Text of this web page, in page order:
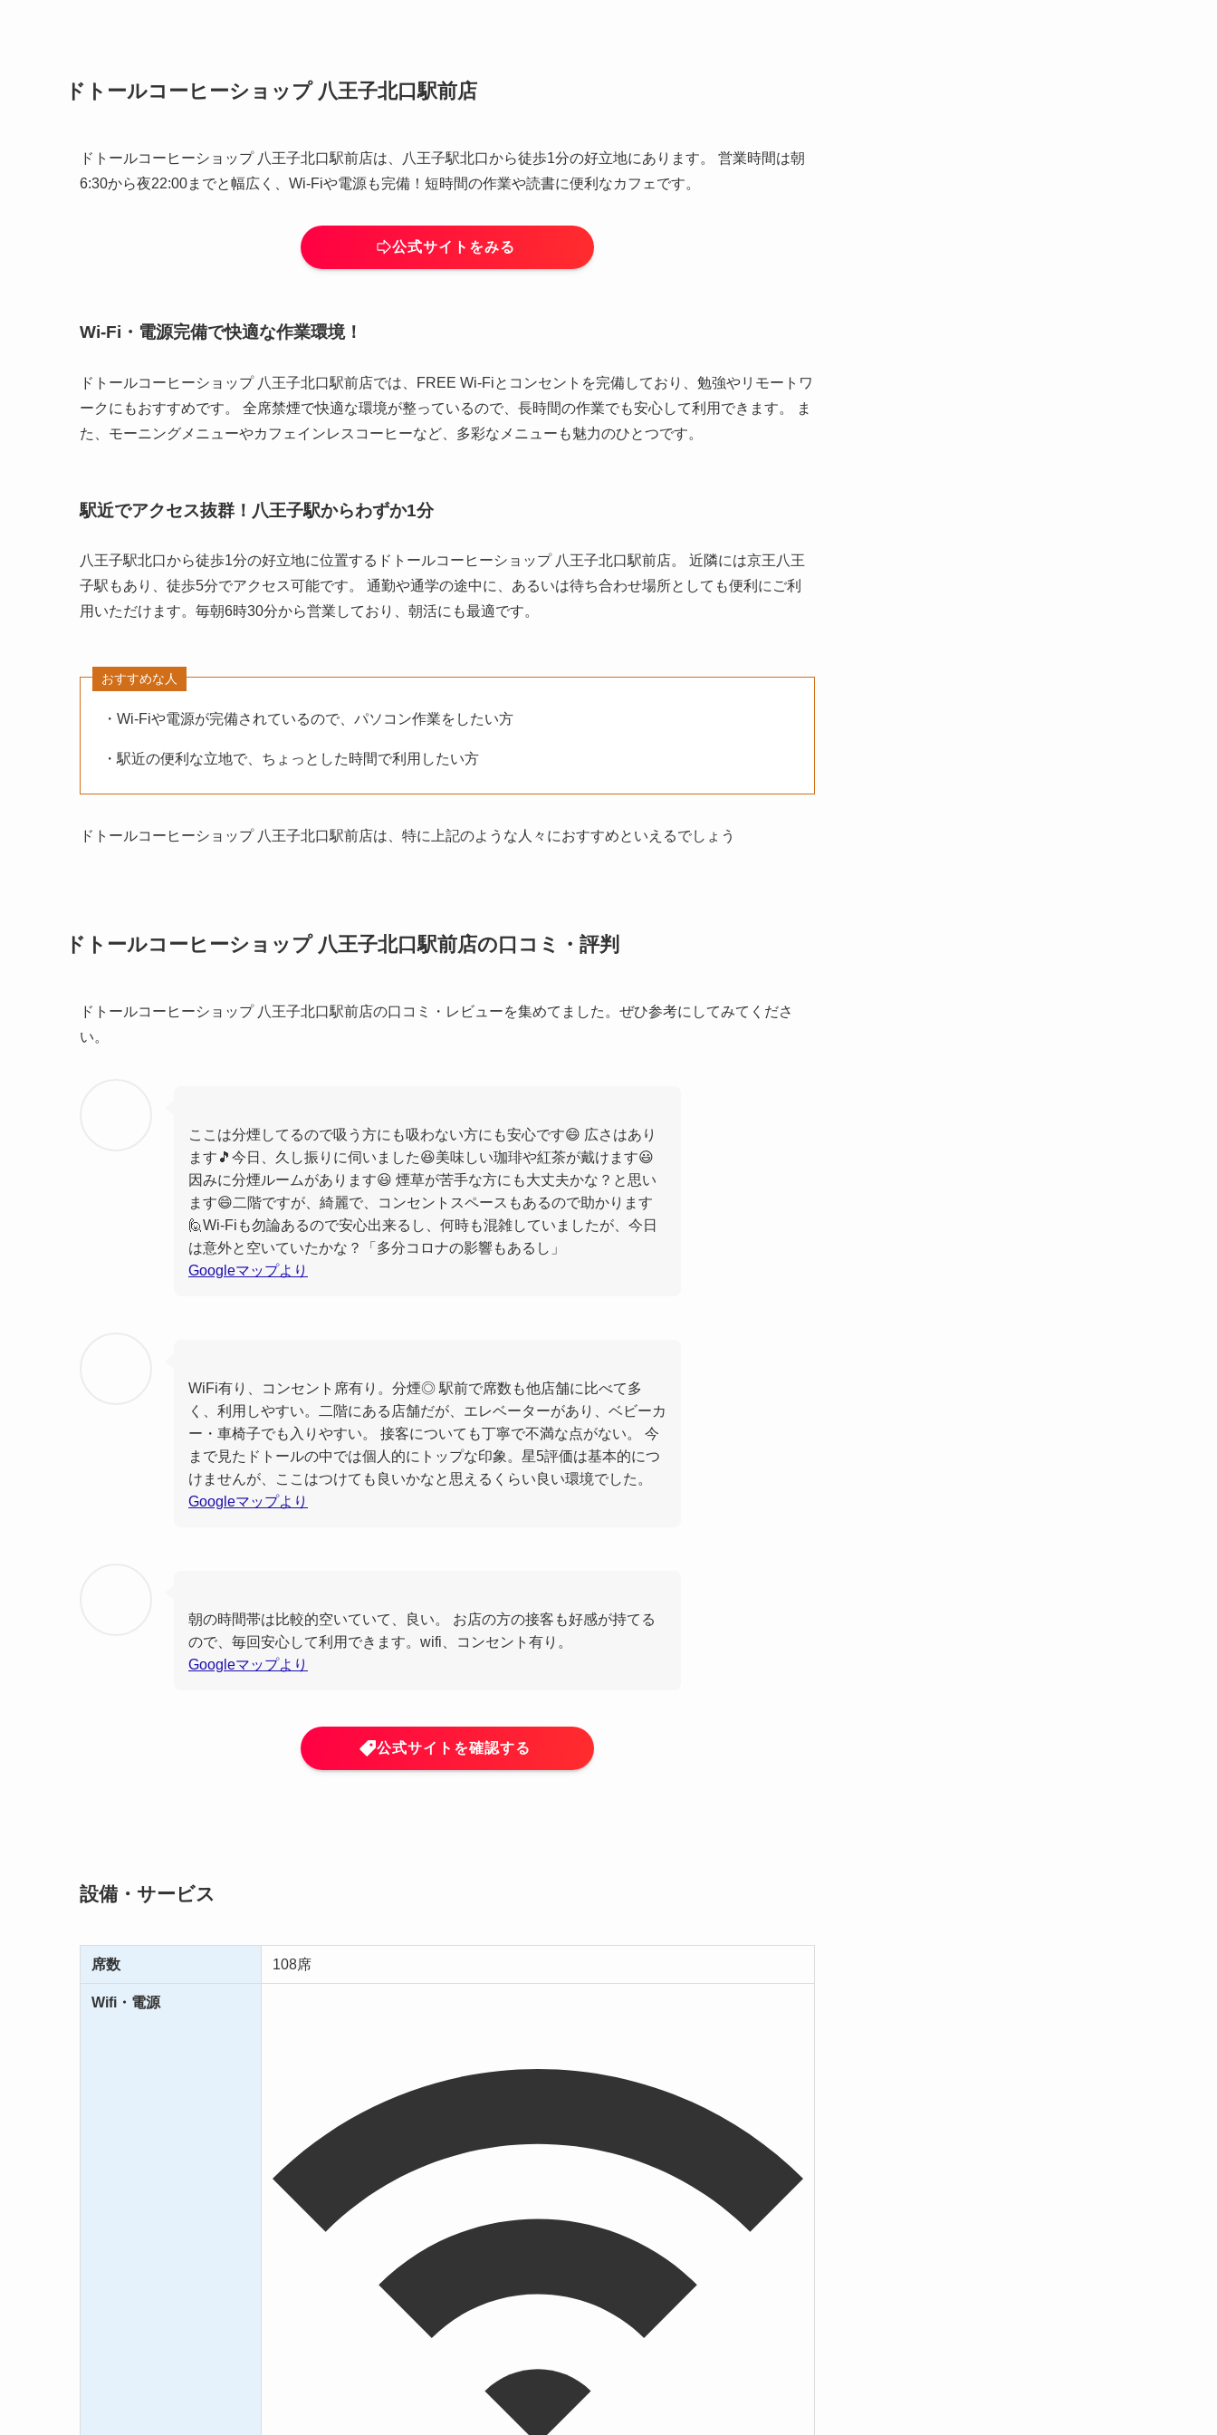
ドトールコーヒーショップ 八王子北口駅前店
ドトールコーヒーショップ 八王子北口駅前店は、八王子駅北口から徒歩1分の好立地にあります。 営業時間は朝
6:30から夜22:00までと幅広く、Wi-Fiや電源も完備！短時間の作業や読書に便利なカフェです。
公式サイトをみる
Wi-Fi・電源完備で快適な作業環境！
ドトールコーヒーショップ 八王子北口駅前店では、FREE Wi-Fiとコンセントを完備しており、勉強やリモートワ
ークにもおすすめです。 全席禁煙で快適な環境が整っているので、長時間の作業でも安心して利用できます。 ま
た、モーニングメニューやカフェインレスコーヒーなど、多彩なメニューも魅力のひとつです。
駅近でアクセス抜群！八王子駅からわずか1分
八王子駅北口から徒歩1分の好立地に位置するドトールコーヒーショップ 八王子北口駅前店。 近隣には京王八王
子駅もあり、徒歩5分でアクセス可能です。 通勤や通学の途中に、あるいは待ち合わせ場所としても便利にご利
用いただけます。毎朝6時30分から営業しており、朝活にも最適です。
おすすめな人
・Wi-Fiや電源が完備されているので、パソコン作業をしたい方
・駅近の便利な立地で、ちょっとした時間で利用したい方
ドトールコーヒーショップ 八王子北口駅前店は、特に上記のような人々におすすめといえるでしょう
ドトールコーヒーショップ 八王子北口駅前店の口コミ・評判
ドトールコーヒーショップ 八王子北口駅前店の口コミ・レビューを集めてました。ぜひ参考にしてみてくださ
い。
ここは分煙してるので吸う方にも吸わない方にも安心です😄 広さはあり
ます🎵今日、久し振りに伺いました😆美味しい珈琲や紅茶が戴けます😃
因みに分煙ルームがあります😃 煙草が苦手な方にも大丈夫かな？と思い
ます😄二階ですが、綺麗で、コンセントスペースもあるので助かります
🙋Wi-Fiも勿論あるので安心出来るし、何時も混雑していましたが、今日
は意外と空いていたかな？「多分コロナの影響もあるし」
Googleマップより
WiFi有り、コンセント席有り。分煙◎ 駅前で席数も他店舗に比べて多
く、利用しやすい。二階にある店舗だが、エレベーターがあり、ベビーカ
ー・車椅子でも入りやすい。 接客についても丁寧で不満な点がない。 今
まで見たドトールの中では個人的にトップな印象。星5評価は基本的につ
けませんが、ここはつけても良いかなと思えるくらい良い環境でした。
Googleマップより
朝の時間帯は比較的空いていて、良い。 お店の方の接客も好感が持てる
ので、毎回安心して利用できます。wifi、コンセント有り。
Googleマップより
公式サイトを確認する
設備・サービス
席数 108席
Wifi・電源